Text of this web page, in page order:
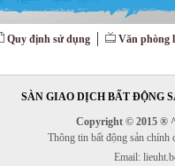
Quy định sử dụng Văn phòng
SÀN GIAO DỊCH BẤT ĐỘNG
Copyright © 2015 ®
Thông tin bất động sản
Email: